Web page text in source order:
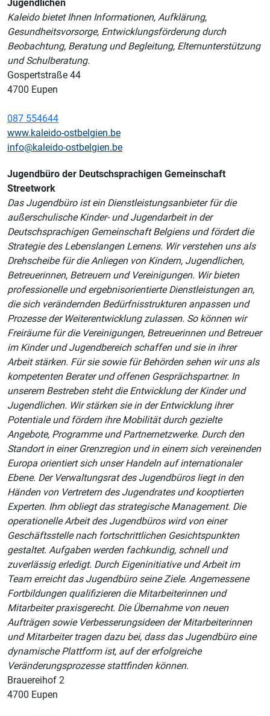
Jugendlichen
Kaleido bietet Ihnen Informationen, Aufklärung,
Gesundheitsvorsorge, Entwicklungsförderung durch
Beobachtung, Beratung und Begleitung, Elternunterstützung
und Schulberatung.
Gospertstraße 44
4700 Eupen
087 554644
www.kaleido-ostbelgien.be
info@kaleido-ostbelgien.be
Jugendbüro der Deutschsprachigen Gemeinschaft
Streetwork
Das Jugendbüro ist ein Dienstleistungsanbieter für die
außerschulische Kinder- und Jugendarbeit in der
Deutschsprachigen Gemeinschaft Belgiens und fördert die
Strategie des Lebenslangen Lernens. Wir verstehen uns als
Drehscheibe für die Anliegen von Kindern, Jugendlichen,
Betreuerinnen, Betreuern und Vereinigungen. Wir bieten
professionelle und ergebnisorientierte Dienstleistungen an,
die sich verändernden Bedürfnisstrukturen anpassen und
Prozesse der Weiterentwicklung zulassen. So können wir
Freiräume für die Vereinigungen, Betreuerinnen und Betreuer
im Kinder und Jugendbereich schaffen und sie in ihrer
Arbeit stärken. Für sie sowie für Behörden sehen wir uns als
kompetenten Berater und offenen Gesprächspartner. In
unserem Bestreben steht die Entwicklung der Kinder und
Jugendlichen. Wir stärken sie in der Entwicklung ihrer
Potentiale und fördern ihre Mobilität durch gezielte
Angebote, Programme und Partnernetzwerke. Durch den
Standort in einer Grenzregion und in einem sich vereinenden
Europa orientiert sich unser Handeln auf internationaler
Ebene. Der Verwaltungsrat des Jugendbüros liegt in den
Händen von Vertretern des Jugendrates und kooptierten
Experten. Ihm obliegt das strategische Management. Die
operationelle Arbeit des Jugendbüros wird von einer
Geschäftsstelle nach fortschrittlichen Gesichtspunkten
gestaltet. Aufgaben werden fachkundig, schnell und
zuverlässig erledigt. Durch Eigeninitiative und Arbeit im
Team erreicht das Jugendbüro seine Ziele. Angemessene
Fortbildungen qualifizieren die Mitarbeiterinnen und
Mitarbeiter praxisgerecht. Die Übernahme von neuen
Aufträgen sowie Verbesserungsideen der Mitarbeiterinnen
und Mitarbeiter tragen dazu bei, dass das Jugendbüro eine
dynamische Plattform ist, auf der erfolgreiche
Veränderungsprozesse stattfinden können.
Brauereihof 2
4700 Eupen